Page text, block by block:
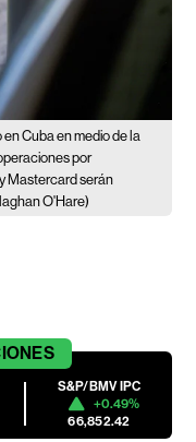
Cuba en medio de la
por
Mastercard serán
O'Hare)
S&P/BMV IPC
+0.49%
66,852.42